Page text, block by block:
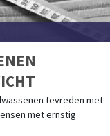
tevreden met
met ernstig